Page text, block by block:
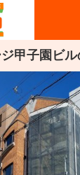
甲子園ビ